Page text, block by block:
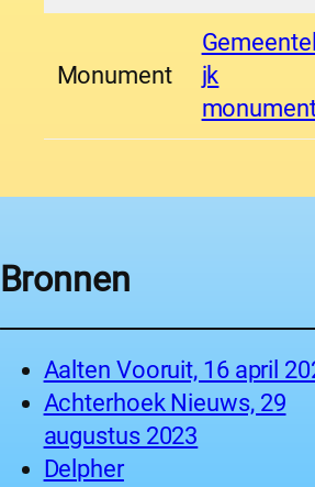
Monument
jk
Bronnen
Aalten Vooruit, 16 april
Achterhoek Nieuws, 29
augustus 2023
Delpher